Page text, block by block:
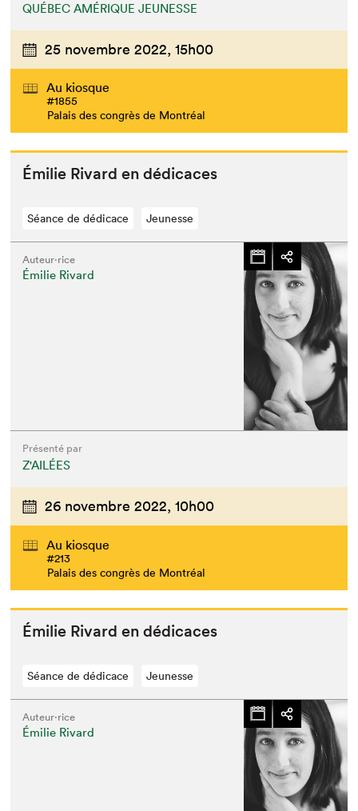
QUÉBEC AMÉRIQUE JEUNESSE
25 novembre 2022, 15h00
Au kiosque
#1855
Palais des congrès de Montréal
Émi­lie Rivard en dédicaces
Séance de dédicace Jeunesse
Auteur·rice
Émilie Rivard
Présenté par
Z'AILÉES
26 novembre 2022, 10h00
Au kiosque
#213
Palais des congrès de Montréal
Émi­lie Rivard en dédicaces
Séance de dédicace Jeunesse
Auteur·rice
Émilie Rivard